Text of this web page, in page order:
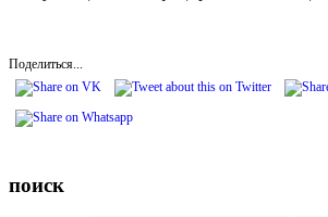
Поделиться...
поиск